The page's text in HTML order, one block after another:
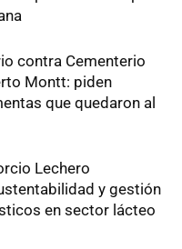
contra Cementerio
Montt: piden
que quedaron al
Lechero
y gestión
en sector lácteo